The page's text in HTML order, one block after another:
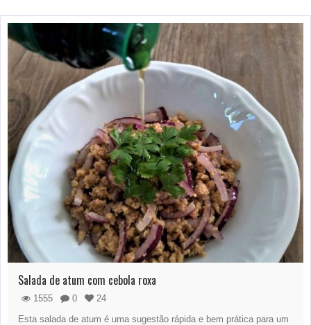
Salada de atum com cebola roxa
1555 0
24
Esta salada de atum é uma sugestão rápida e bem prática para um